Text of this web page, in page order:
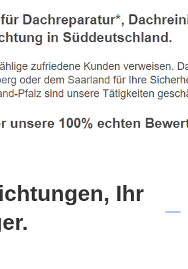
Ihr